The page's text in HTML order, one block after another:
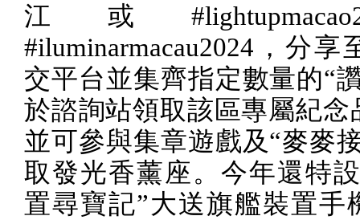
江 或
#iluminarmacau2024 ，分享
交平台並集齊指定數量的“
於諮詢站領取該區專屬紀念
並可參與集章遊戲及“麥麥
取發光香薰座。今年還特
置尋寶記”大送旗艦裝置手